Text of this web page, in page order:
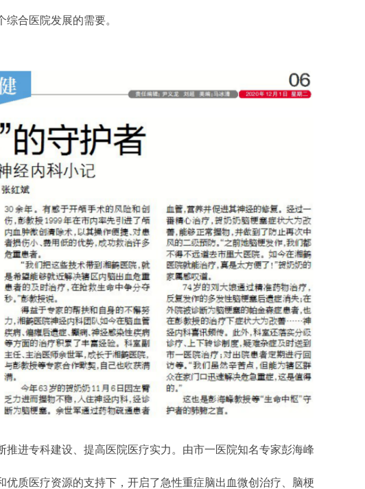
合医院发展的需要。
进专科建设、提高医院医疗实力。由市一医院知名专家彭海峰
质医疗资源的支持下，开启了急性重症脑出血微创治疗、脑梗